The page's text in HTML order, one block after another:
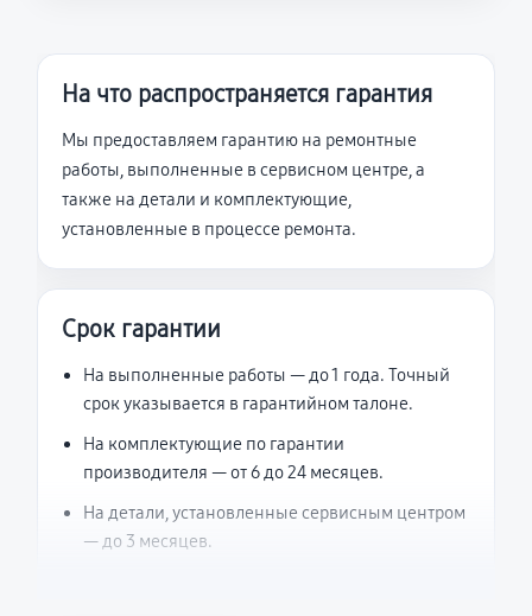
На что распространяется гарантия
Мы предоставляем гарантию на ремонтные
работы, выполненные в сервисном центре, а
также на детали и комплектующие,
установленные в процессе ремонта.
Срок гарантии
На выполненные работы — до 1 года. Точный
срок указывается в гарантийном талоне.
На комплектующие по гарантии
производителя — от 6 до 24 месяцев.
На детали, установленные сервисным центром
— до 3 месяцев.